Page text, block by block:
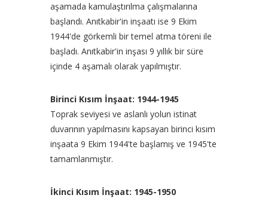
aşamada kamulaştırılma çalışmalarına
başlandı. Anıtkabir'in inşaatı ise 9 Ekim
1944'de görkemli bir temel atma töreni ile
başladı. Anıtkabir'in inşası 9 yıllık bir süre
içinde 4 aşamalı olarak yapılmıştır.
Birinci Kısım İnşaat: 1944-1945
Toprak seviyesi ve aslanlı yolun istinat
duvarının yapılmasını kapsayan birinci kısım
inşaata 9 Ekim 1944'te başlamış ve 1945'te
tamamlanmıştır.
İkinci Kısım İnşaat: 1945-1950